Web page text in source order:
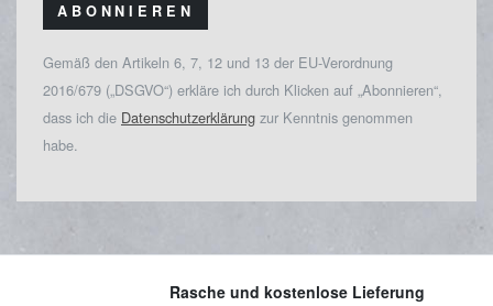
ABONNIEREN
Gemäß den Artikeln 6, 7, 12 und 13 der EU-Verordnung
2016/679 („DSGVO“) erkläre ich durch Klicken auf „Abonnieren“,
dass ich die Datenschutzerklärung zur Kenntnis genommen
habe.
Rasche und kostenlose Lieferung